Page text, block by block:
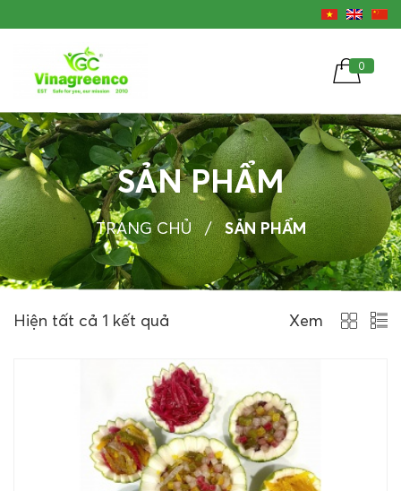
0
SẢN PHẨM
TRANG CHỦ / SẢN PHẨM
Hiện tất cả 1 kết quả Xem